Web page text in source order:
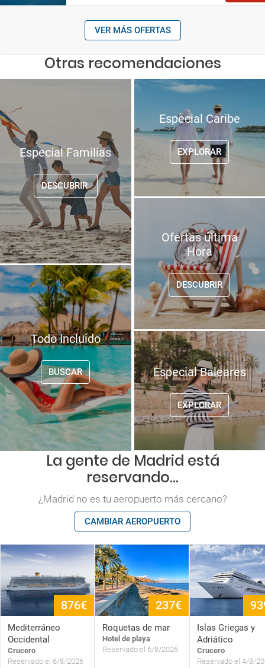
VER MÁS OFERTAS
Otras recomendaciones
Especial Familias
DESCUBRIR
Todo Incluido
BUSCAR
Especial Caribe
EXPLORAR
Ofertas última
Hora
DESCUBRIR
Especial Baleares
EXPLORAR
La gente de Madrid está
reservando...
¿Madrid no es tu aeropuerto más cercano?
CAMBIAR AEROPUERTO
876€
Mediterráneo
Occidental
Crucero
Reservado el 6/8/2026
237€
Roquetas de mar
Hotel de playa
Reservado el 6/8/2026
Islas Griegas y
Adriático
Crucero
Reservado el 4/8/